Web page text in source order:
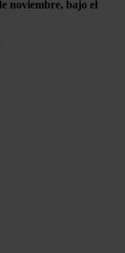
noviembre, bajo el